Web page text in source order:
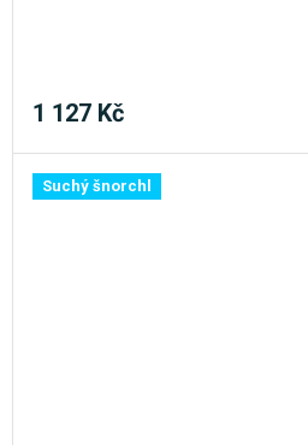
1 127 Kč
Suchý šnorchl